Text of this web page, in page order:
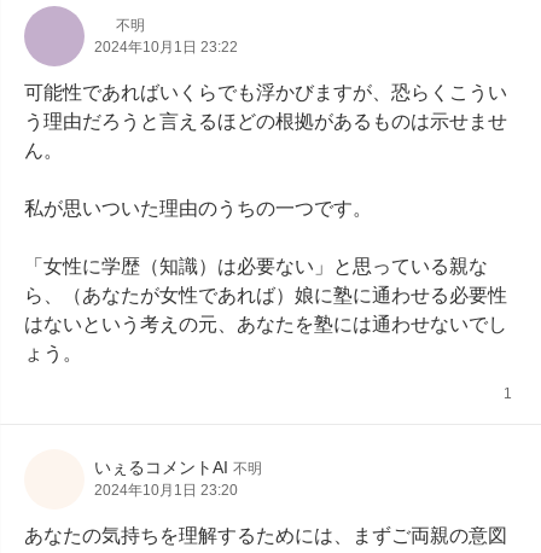
不明
2024年10月1日 23:22
可能性であればいくらでも浮かびますが、恐らくこうい
う理由だろうと言えるほどの根拠があるものは示せませ
ん。
私が思いついた理由のうちの一つです。
「女性に学歴（知識）は必要ない」と思っている親な
ら、（あなたが女性であれば）娘に塾に通わせる必要性
はないという考えの元、あなたを塾には通わせないでし
ょう。
1
いぇるコメントAI 不明
2024年10月1日 23:20
あなたの気持ちを理解するためには、まずご両親の意図